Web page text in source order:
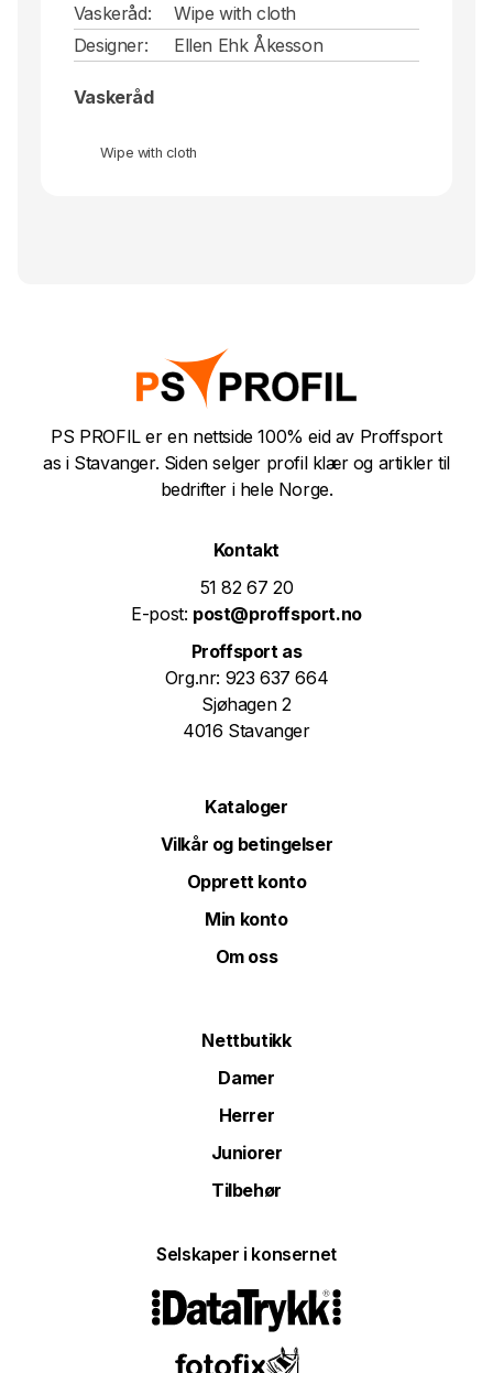
Vaskeråd:
Wipe with cloth
Designer:
Ellen Ehk Åkesson
Vaskeråd
Wipe with cloth
PS PROFIL er en nettside 100% eid av Proffsport
as i Stavanger. Siden selger profil klær og artikler til
bedrifter i hele Norge.
Kontakt
51 82 67 20
E-post: post@proffsport.no
Proffsport as
Org.nr: 923 637 664
Sjøhagen 2
4016 Stavanger
Kataloger
Vilkår og betingelser
Opprett konto
Min konto
Om oss
Nettbutikk
Damer
Herrer
Juniorer
Tilbehør
Selskaper i konsernet